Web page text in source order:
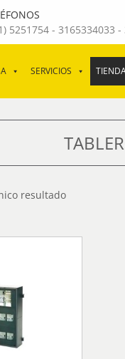
5251754- 3165334033 -
SERVICIOS
resultado